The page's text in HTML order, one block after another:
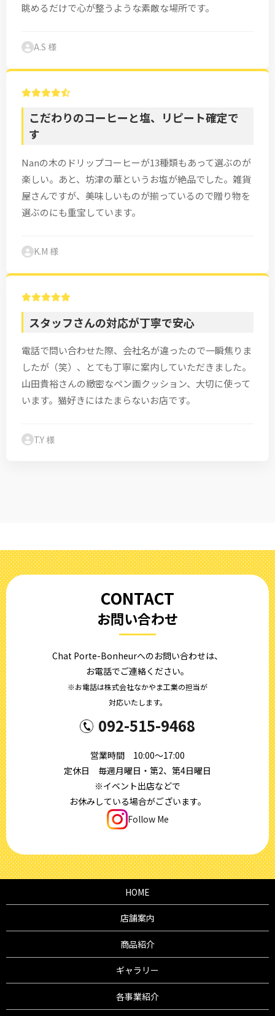
眺めるだけで心が整うような素敵な場所です。
A.S 様
こだわりのコーヒーと塩、リピート確定で
す
Nanの木のドリップコーヒーが13種類もあって選ぶのが
楽しい。あと、坊津の華というお塩が絶品でした。雑貨
屋さんですが、美味しいものが揃っているので贈り物を
選ぶのにも重宝しています。
K.M 様
スタッフさんの対応が丁寧で安心
電話で問い合わせた際、会社名が違ったので一瞬焦りま
したが（笑）、とても丁寧に案内していただきました。
山田貴裕さんの緻密なペン画クッション、大切に使って
います。猫好きにはたまらないお店です。
T.Y 様
CONTACT
お問い合わせ
Chat Porte-Bonheurへのお問い合わせは、
お電話でご連絡ください。
※お電話は株式会社なかやま工業の担当が
対応いたします。
092-515-9468
営業時間 10:00～17:00
定休日 毎週月曜日・第2、第4日曜日
※イベント出店などで
お休みしている場合がございます。
Follow Me
HOME
店舗案内
商品紹介
ギャラリー
各事業紹介